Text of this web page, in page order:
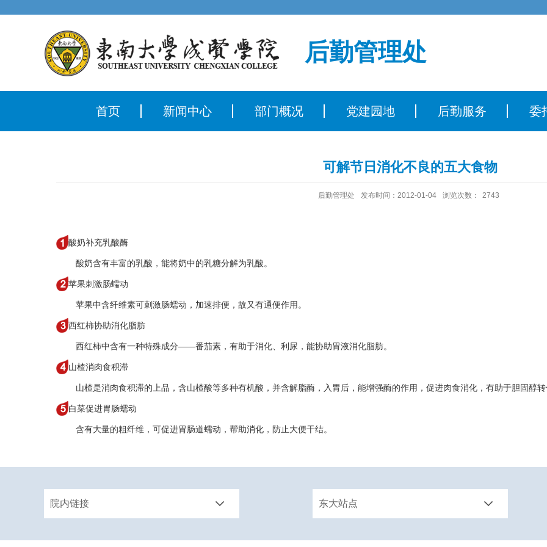
后勤管理处
首页 新闻中心 部门概况 党建园地 后勤服务 委
可解节日消化不良的五大食物
后勤管理处 发布时间：2012-01-04 浏览次数： 2743
酸奶补充乳酸酶
酸奶含有丰富的乳酸，能将奶中的乳糖分解为乳酸。
苹果刺激肠蠕动
苹果中含纤维素可刺激肠蠕动，加速排便，故又有通便作用。
西红柿协助消化脂肪
西红柿中含有一种特殊成分——番茄素，有助于消化、利尿，能协助胃液消化脂肪。
山楂消肉食积滞
山楂是消肉食积滞的上品，含山楂酸等多种有机酸，并含解脂酶，入胃后，能增强酶的作用，促进肉食消化，有助于胆固醇转
白菜促进胃肠蠕动
含有大量的粗纤维，可促进胃肠道蠕动，帮助消化，防止大便干结。
院内链接 东大站点